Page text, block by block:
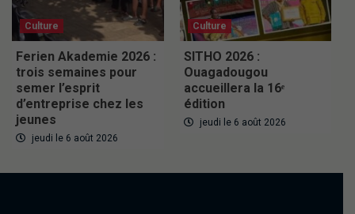
Culture
Ferien Akademie 2026 :
trois semaines pour
semer l’esprit
d’entreprise chez les
jeunes
jeudi le 6 août 2026
Culture
SITHO 2026 :
Ouagadougou
accueillera la 16ᵉ
édition
jeudi le 6 août 2026